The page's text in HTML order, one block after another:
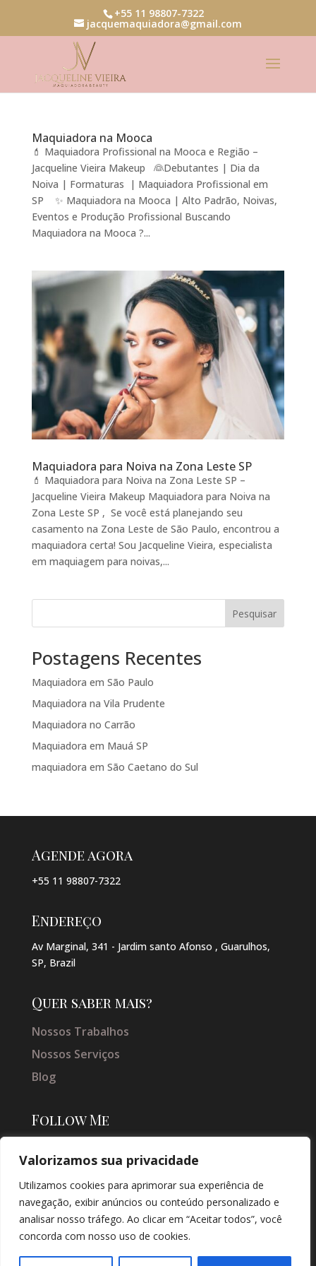
Valorizamos sua privacidade
Utilizamos cookies para aprimorar sua experiência de
navegação, exibir anúncios ou conteúdo personalizado e
analisar nosso tráfego. Ao clicar em “Aceitar todos”, você
concorda com nosso uso de cookies.
+55 11 98807-7322
jacquemaquiadora@gmail.com
Maquiadora na Mooca
💄 Maquiadora Profissional na Mooca e Região –
Jacqueline Vieira Makeup 👰Debutantes | Dia da
Noiva | Formaturas | Maquiadora Profissional em
SP ✨ Maquiadora na Mooca | Alto Padrão, Noivas,
Eventos e Produção Profissional Buscando
Maquiadora na Mooca ?...
Maquiadora para Noiva na Zona Leste SP
💄 Maquiadora para Noiva na Zona Leste SP –
Jacqueline Vieira Makeup Maquiadora para Noiva na
Zona Leste SP , Se você está planejando seu
casamento na Zona Leste de São Paulo, encontrou a
maquiadora certa! Sou Jacqueline Vieira, especialista
em maquiagem para noivas,...
Pesquisar
Postagens Recentes
Maquiadora em São Paulo
Maquiadora na Vila Prudente
Maquiadora no Carrão
Maquiadora em Mauá SP
maquiadora em São Caetano do Sul
Agende agora
+55 11 98807-7322
Endereço
Av Marginal, 341 - Jardim santo Afonso , Guarulhos,
SP, Brazil
Quer saber mais?
Nossos Trabalhos
Nossos Serviços
Blog
Follow Me